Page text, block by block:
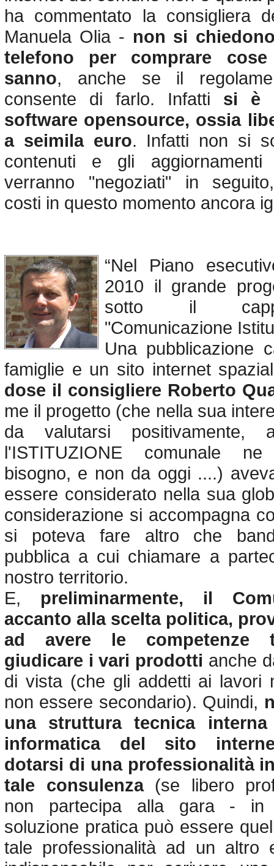
ha commentato la consigliera
Manuela Olia - non si
telefono per comprare
sanno, anche se il
consente di farlo. Infatti si è
software opensource, ossia
a seimila euro. Infatti non si
contenuti e gli
verranno "negoziati" in
costi in questo momento ancora
“Nel Piano
2010 il grande
sotto il
"Comunicazione
Una pubblicazione
famiglie e un sito internet
dose il consigliere Roberto
me il progetto (che nella sua
da valutarsi positivamente,
l'ISTITUZIONE comunale
bisogno, e non da oggi ....)
essere considerato nella sua
considerazione si accompagna
si poteva fare altro che
pubblica a cui chiamare a
nostro territorio.
E, preliminarmente, il
accanto alla scelta politica,
ad avere le competenze
giudicare i vari prodotti anche
di vista (che gli addetti ai lavori
non essere secondario). Quindi,
una struttura tecnica
informatica del sito
dotarsi di una professionalità
tale consulenza(se libero
non partecipa alla gara - in
soluzione pratica può essere
tale professionalità ad un altro